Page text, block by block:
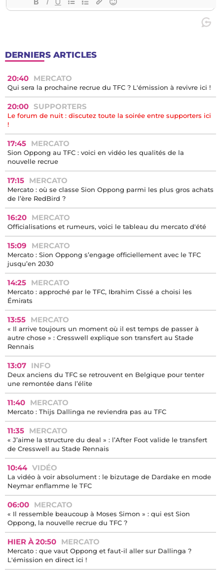
DERNIERS ARTICLES
20:40 MERCATO
Qui sera la prochaine recrue du TFC ? L'émission à revivre ici !
20:00 SUPPORTERS
Le forum de nuit : discutez toute la soirée entre supporters ici
!
17:45 MERCATO
Sion Oppong au TFC : voici en vidéo les qualités de la
nouvelle recrue
17:15 MERCATO
Mercato : où se classe Sion Oppong parmi les plus gros achats
de l’ère RedBird ?
16:20 MERCATO
Officialisations et rumeurs, voici le tableau du mercato d'été
15:09 MERCATO
Mercato : Sion Oppong s’engage officiellement avec le TFC
jusqu’en 2030
14:25 MERCATO
Mercato : approché par le TFC, Ibrahim Cissé a choisi les
Émirats
13:55 MERCATO
« Il arrive toujours un moment où il est temps de passer à
autre chose » : Cresswell explique son transfert au Stade
Rennais
13:07 INFO
Deux anciens du TFC se retrouvent en Belgique pour tenter
une remontée dans l’élite
11:40 MERCATO
Mercato : Thijs Dallinga ne reviendra pas au TFC
11:35 MERCATO
« J’aime la structure du deal » : l’After Foot valide le transfert
de Cresswell au Stade Rennais
10:44 VIDÉO
La vidéo à voir absolument : le bizutage de Dardake en mode
Neymar enflamme le TFC
06:00 MERCATO
« Il ressemble beaucoup à Moses Simon » : qui est Sion
Oppong, la nouvelle recrue du TFC ?
HIER À 20:50 MERCATO
Mercato : que vaut Oppong et faut-il aller sur Dallinga ?
L'émission en direct ici !